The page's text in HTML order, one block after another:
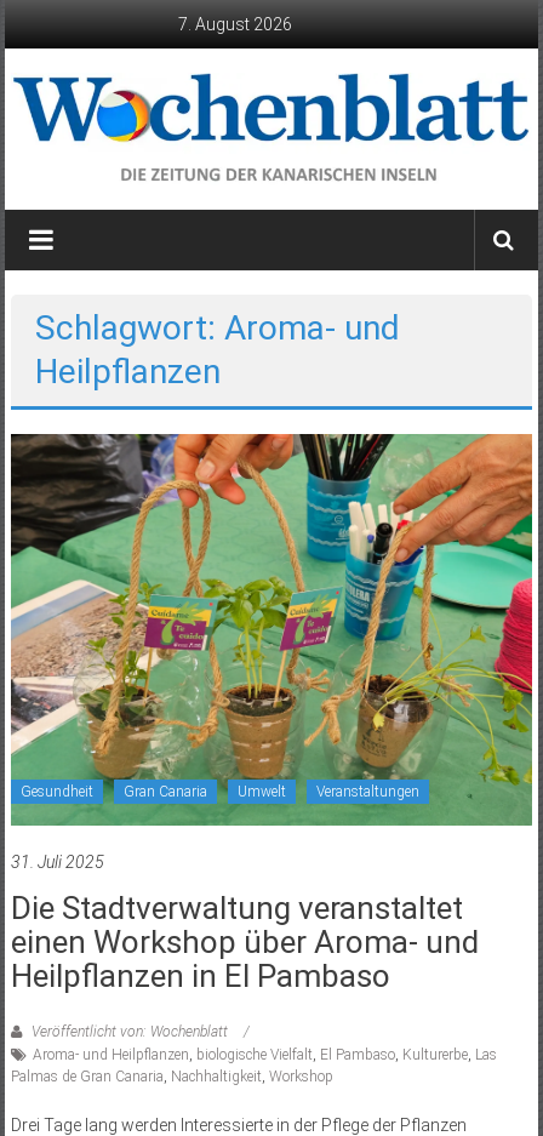
7. August 2026
Wochenblatt
die
Kanarischen
Inseln
Schlagwort: Aroma- und
Heilpflanzen
Gesundheit Gran Canaria Umwelt Veranstaltungen
31. Juli 2025
Die Stadtverwaltung veranstaltet
einen Workshop über Aroma- und
Heilpflanzen in El Pambaso
Veröffentlicht von: Wochenblatt
Aroma- und Heilpflanzen
biologische Vielfalt El Pambaso, Kulturerbe, Las
Palmas de Gran Canaria Nachhaltigkeit Workshop
Drei Tage lang werden Interessierte in der Pflege der Pflanzen